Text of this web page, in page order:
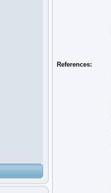
References: